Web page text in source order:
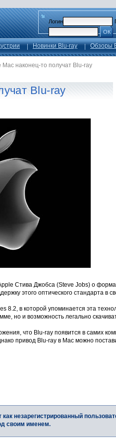
Логин
ОК
Новинки Blu-ray Обзоры
Mac наконец-то получат Blu-ray
Blu-ray
Стива Джобса (Steve Jobs) о
этого оптического стандарта в
8.2, в которой упоминается эта
но и возможность легально
что Blu-ray появится в самих
привод Blu-ray в Mac можно
незарегистрированный
своим именем.